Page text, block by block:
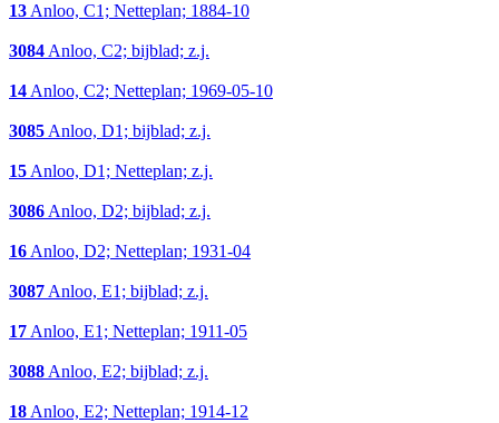
13Anloo, C1; Netteplan; 1884-10
3084Anloo, C2; bijblad; z.j.
14Anloo, C2; Netteplan; 1969-05-10
3085Anloo, D1; bijblad; z.j.
15Anloo, D1; Netteplan; z.j.
3086Anloo, D2; bijblad; z.j.
16Anloo, D2; Netteplan; 1931-04
3087Anloo, E1; bijblad; z.j.
17Anloo, E1; Netteplan; 1911-05
3088Anloo, E2; bijblad; z.j.
18Anloo, E2; Netteplan; 1914-12